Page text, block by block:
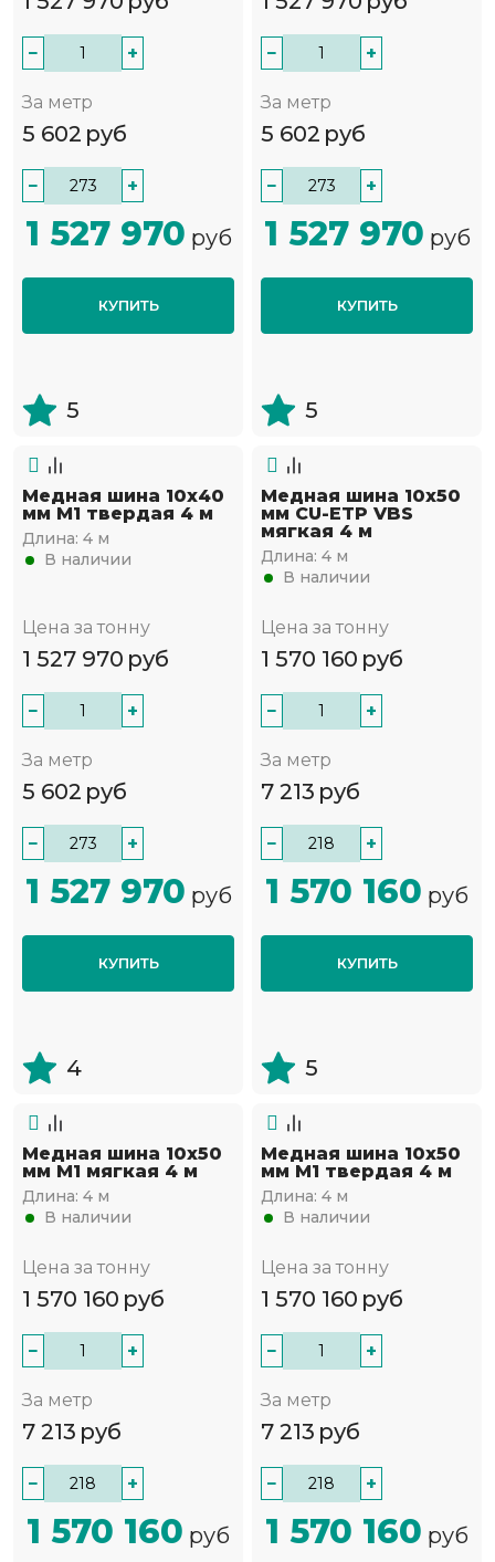
− +
За метр
5 602 руб
− +
1 527 970 руб
КУПИТЬ
5
− +
За метр
5 602 руб
− +
1 527 970 руб
КУПИТЬ
5
Медная шина 10х40
мм М1 твердая 4 м
Длина: 4 м
В наличии
Цена за тонну
1 527 970 руб
− +
За метр
5 602 руб
− +
1 527 970 руб
КУПИТЬ
4
Медная шина 10х50
мм CU-ETP VBS
мягкая 4 м
Длина: 4 м
В наличии
Цена за тонну
1 570 160 руб
− +
За метр
7 213 руб
− +
1 570 160 руб
КУПИТЬ
5
Медная шина 10х50
мм М1 мягкая 4 м
Длина: 4 м
В наличии
Цена за тонну
1 570 160 руб
− +
За метр
7 213 руб
− +
1 570 160 руб
Медная шина 10х50
мм М1 твердая 4 м
Длина: 4 м
В наличии
Цена за тонну
1 570 160 руб
− +
За метр
7 213 руб
− +
1 570 160 руб